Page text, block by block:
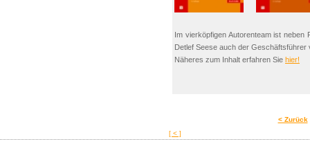
Im vierköpfigen Autorenteam ist
Detlef Seese auch der
Näheres zum Inhalt erfahren Sie hier!
< Zurück
[ < ]